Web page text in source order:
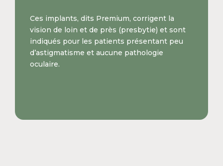
Ces implants, dits Premium, corrigent la
vision de loin et de près (presbytie) et sont
indiqués pour les patients présentant peu
d’astigmatisme et aucune pathologie
oculaire.